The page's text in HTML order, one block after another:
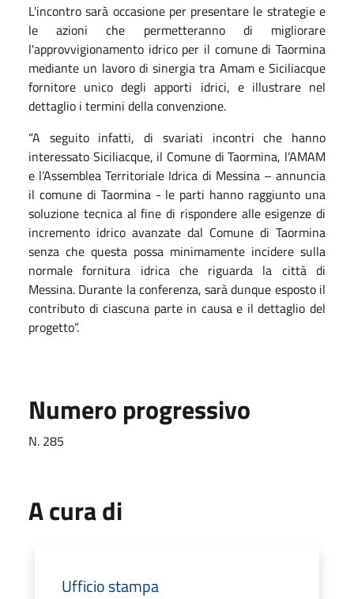
L'incontro sarà occasione per presentare le strategie e
le azioni che permetteranno di migliorare
l'approvvigionamento idrico per il comune di Taormina
mediante un lavoro di sinergia tra Amam e Siciliacque
fornitore unico degli apporti idrici, e illustrare nel
dettaglio i termini della convenzione.
“A seguito infatti, di svariati incontri che hanno
interessato Siciliacque, il Comune di Taormina, l’AMAM
e l’Assemblea Territoriale Idrica di Messina – annuncia
il comune di Taormina - le parti hanno raggiunto una
soluzione tecnica al fine di rispondere alle esigenze di
incremento idrico avanzate dal Comune di Taormina
senza che questa possa minimamente incidere sulla
normale fornitura idrica che riguarda la città di
Messina. Durante la conferenza, sarà dunque esposto il
contributo di ciascuna parte in causa e il dettaglio del
progetto”.
Numero progressivo
N. 285
A cura di
Ufficio stampa